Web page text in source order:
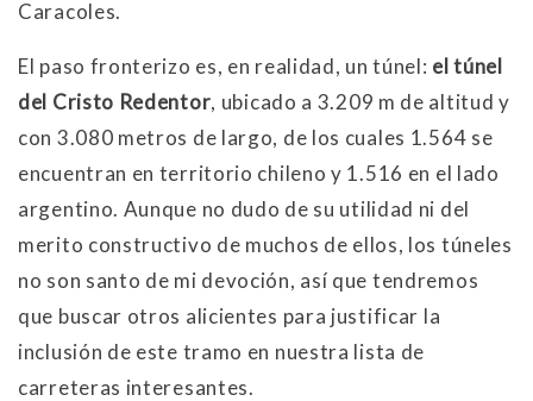
Caracoles.
El paso fronterizo es, en realidad, un túnel: el túnel
del Cristo Redentor, ubicado a 3.209 m de altitud y
con 3.080 metros de largo, de los cuales 1.564 se
encuentran en territorio chileno y 1.516 en el lado
argentino. Aunque no dudo de su utilidad ni del
merito constructivo de muchos de ellos, los túneles
no son santo de mi devoción, así que tendremos
que buscar otros alicientes para justificar la
inclusión de este tramo en nuestra lista de
carreteras interesantes.